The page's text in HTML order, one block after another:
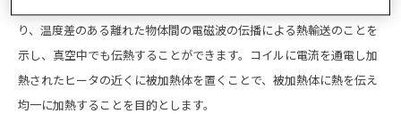
り、温度差のある離れた物体間の電磁波の伝播による熱輸送のことを
示し、真空中でも伝熱することができます。コイルに電流を通電し加
熱されたヒータの近くに被加熱体を置くことで、被加熱体に熱を伝え
均一に加熱することを目的とします。